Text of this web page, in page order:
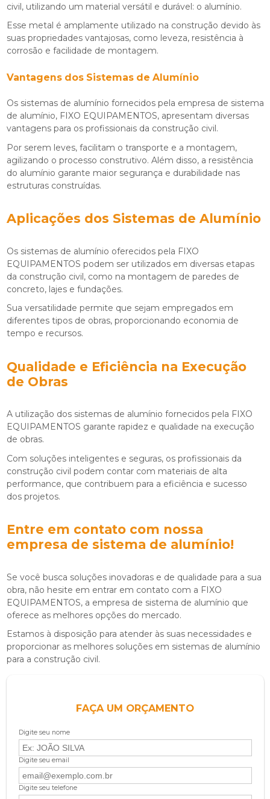
civil, utilizando um material versátil e durável: o alumínio.
Esse metal é amplamente utilizado na construção devido às
suas propriedades vantajosas, como leveza, resistência à
corrosão e facilidade de montagem.
Vantagens dos Sistemas de Alumínio
Os sistemas de alumínio fornecidos pela empresa de sistema
de alumínio, FIXO EQUIPAMENTOS, apresentam diversas
vantagens para os profissionais da construção civil.
Por serem leves, facilitam o transporte e a montagem,
agilizando o processo construtivo. Além disso, a resistência
do alumínio garante maior segurança e durabilidade nas
estruturas construídas.
Aplicações dos Sistemas de Alumínio
Os sistemas de alumínio oferecidos pela FIXO
EQUIPAMENTOS podem ser utilizados em diversas etapas
da construção civil, como na montagem de paredes de
concreto, lajes e fundações.
Sua versatilidade permite que sejam empregados em
diferentes tipos de obras, proporcionando economia de
tempo e recursos.
Qualidade e Eficiência na Execução
de Obras
A utilização dos sistemas de alumínio fornecidos pela FIXO
EQUIPAMENTOS garante rapidez e qualidade na execução
de obras.
Com soluções inteligentes e seguras, os profissionais da
construção civil podem contar com materiais de alta
performance, que contribuem para a eficiência e sucesso
dos projetos.
Entre em contato com nossa
empresa de sistema de alumínio!
Se você busca soluções inovadoras e de qualidade para a sua
obra, não hesite em entrar em contato com a FIXO
EQUIPAMENTOS, a empresa de sistema de alumínio que
oferece as melhores opções do mercado.
Estamos à disposição para atender às suas necessidades e
proporcionar as melhores soluções em sistemas de alumínio
para a construção civil.
FAÇA UM ORÇAMENTO
Digite seu nome
Digite seu email
Digite seu telefone